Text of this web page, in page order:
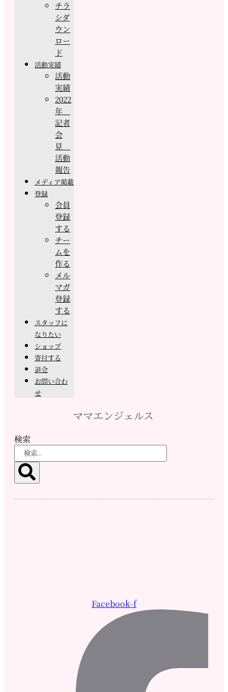
チラ
シダ
ウン
ロー
ド
活動実績
活動
実績
2022
年
記者
会
見
活動
報告
メディア掲載
登録
会員
登録
する
チー
ムを
作る
メル
マガ
登録
する
スタッフに
なりたい
ショップ
寄付する
退会
お問い合わ
せ
ママエンジェルス
検索
Facebook-f